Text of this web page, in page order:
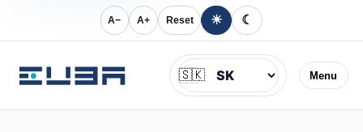
A− A+ Reset ☀ ☾
Menu
Jazyk
🇸🇰